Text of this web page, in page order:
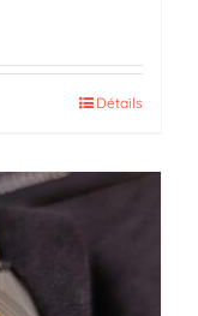
Détails